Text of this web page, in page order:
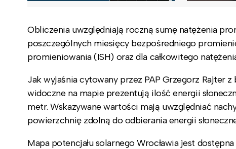
Obliczenia uwzględniają roczną sumę natężenia
poszczególnych miesięcy bezpośredniego
promieniowania (ISH) oraz dla całkowitego
Jak wyjaśnia cytowany przez PAP Grzegorz Rajter
widoczne na mapie prezentują ilość energii
metr. Wskazywane wartości mają uwzględniać
powierzchnię zdolną do odbierania energii
Mapa potencjału solarnego Wrocławia jest dostępna